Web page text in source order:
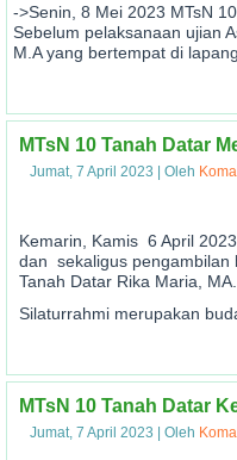
->Senin, 8 Mei 2023 MTsN
Sebelum pelaksanaan ujian
M.A yang bertempat di
MTsN 10 Tanah Datar
Jumat, 7 April 2023 Oleh
Kemarin, Kamis 6 April
dan sekaligus pengambilan
Tanah Datar Rika Maria,
Silaturrahmi merupakan
MTsN 10 Tanah Datar
Jumat, 7 April 2023 Oleh